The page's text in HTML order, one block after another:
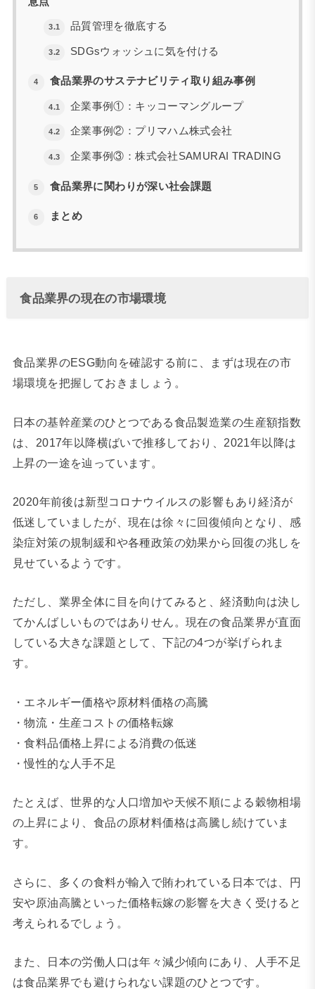
3.1 品質管理を徹底する
3.2 SDGsウォッシュに気を付ける
4 食品業界のサステナビリティ取り組み事例
4.1 企業事例①：キッコーマングループ
4.2 企業事例②：プリマハム株式会社
4.3 企業事例③：株式会社SAMURAI TRADING
5 食品業界に関わりが深い社会課題
6 まとめ
食品業界の現在の市場環境
食品業界のESG動向を確認する前に、まずは現在の市
場環境を把握しておきましょう。
日本の基幹産業のひとつである食品製造業の生産額指数
は、2017年以降横ばいで推移しており、2021年以降は
上昇の一途を辿っています。
2020年前後は新型コロナウイルスの影響もあり経済が
低迷していましたが、現在は徐々に回復傾向となり、感
染症対策の規制緩和や各種政策の効果から回復の兆しを
見せているようです。
ただし、業界全体に目を向けてみると、経済動向は決し
てかんばしいものではありせん。現在の食品業界が直面
している大きな課題として、下記の4つが挙げられま
す。
・エネルギー価格や原材料価格の高騰
・物流・生産コストの価格転嫁
・食料品価格上昇による消費の低迷
・慢性的な人手不足
たとえば、世界的な人口増加や天候不順による穀物相場
の上昇により、食品の原材料価格は高騰し続けていま
す。
さらに、多くの食料が輸入で賄われている日本では、円
安や原油高騰といった価格転嫁の影響を大きく受けると
考えられるでしょう。
また、日本の労働人口は年々減少傾向にあり、人手不足
は食品業界でも避けられない課題のひとつです。